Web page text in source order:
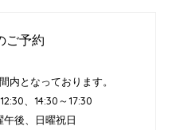
ご予約
内となっております。
、14:30～17:30
後、日曜祝日